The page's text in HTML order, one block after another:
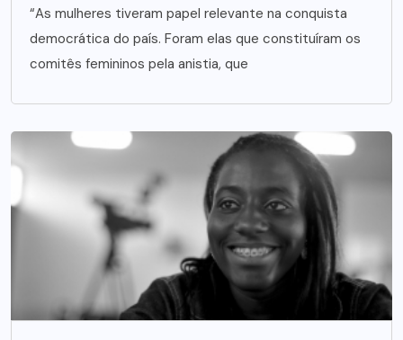
“As mulheres tiveram papel relevante na conquista
democrática do país. Foram elas que constituíram os
comitês femininos pela anistia, que